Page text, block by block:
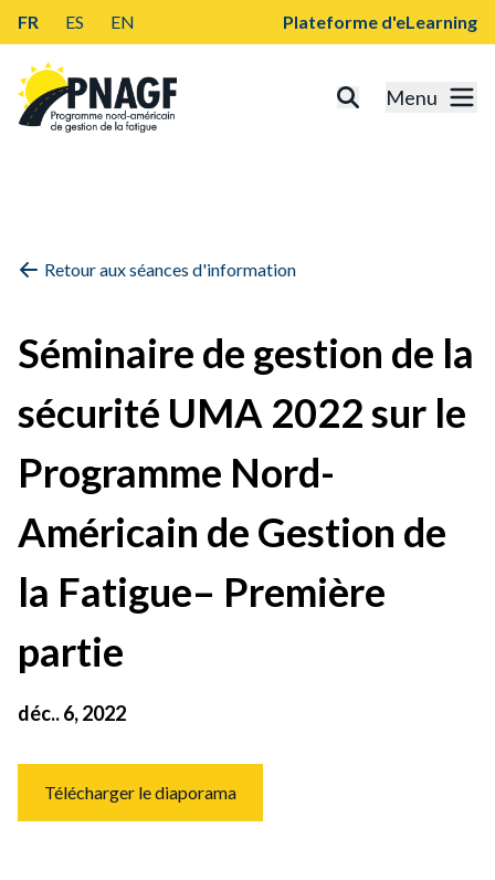
FR ES EN Plateforme d'eLearning
Menu
Retour aux séances d'information
Séminaire de gestion de la
sécurité UMA 2022 sur le
Programme Nord-
Américain de Gestion de
la Fatigue– Première
partie
déc.. 6, 2022
Télécharger le diaporama